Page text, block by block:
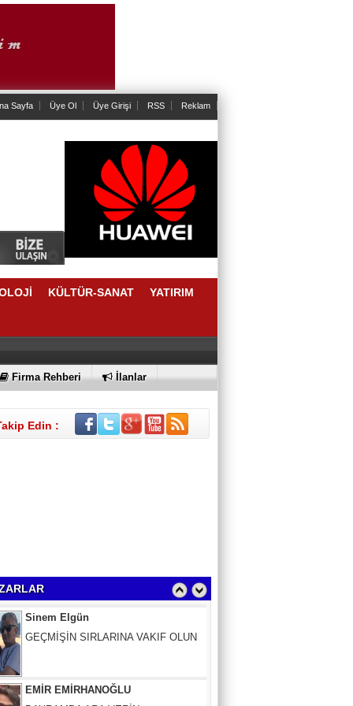
Sayfa Üye Ol Üye Girişi RSS Reklam
KÜLTÜR-SANAT YATIRIM
Firma Rehberi İlanlar
Edin :
EMİR EMİRHANOĞLU
BAYRAMDA ARA VERİN
MACİT SOYDAN